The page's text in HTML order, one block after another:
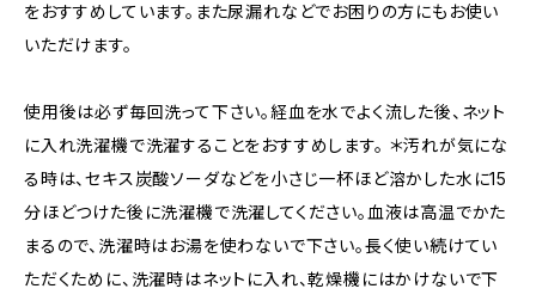
をおすすめしています。また尿漏れなどでお困りの方にもお使い
いただけます。
使用後は必ず毎回洗って下さい。経血を水でよく流した後、ネット
に入れ洗濯機で洗濯することをおすすめします。 ＊汚れが気にな
る時は、セキス炭酸ソーダなどを小さじ一杯ほど溶かした水に15
分ほどつけた後に洗濯機で洗濯してください。血液は高温でかた
まるので、洗濯時はお湯を使わないで下さい。長く使い続けてい
ただくために、洗濯時はネットに入れ、乾燥機にはかけないで下